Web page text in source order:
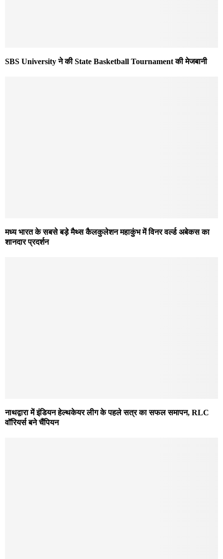
SBS University ने की State Basketball Tournament की मेजबानी
मध्य भारत के सबसे बड़े मैथ्स कैलकुलेशन महाकुंभ में विनर वर्ल्ड अबेकस का
शानदार प्रदर्शन
नाथद्वारा में इंडियन हेल्थकेयर लीग के पहले सत्र का सफल समापन, RLC
वॉरियर्स बने चैंपियन